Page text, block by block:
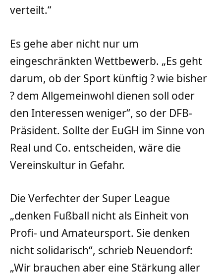
verteilt.“
Es gehe aber nicht nur um
eingeschränkten Wettbewerb. „Es geht
darum, ob der Sport künftig ? wie bisher
? dem Allgemeinwohl dienen soll oder
den Interessen weniger“, so der DFB-
Präsident. Sollte der EuGH im Sinne von
Real und Co. entscheiden, wäre die
Vereinskultur in Gefahr.
Die Verfechter der Super League
„denken Fußball nicht als Einheit von
Profi- und Amateursport. Sie denken
nicht solidarisch“, schrieb Neuendorf:
„Wir brauchen aber eine Stärkung aller